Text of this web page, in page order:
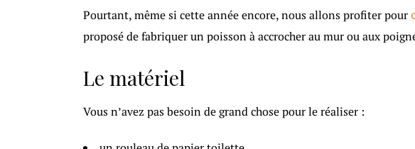
Pourtant, même si cette année encore, nous allons profiter pour
proposé de fabriquer un poisson à accrocher au mur ou aux
Le matériel
Vous n’avez pas besoin de grand chose pour le réaliser :